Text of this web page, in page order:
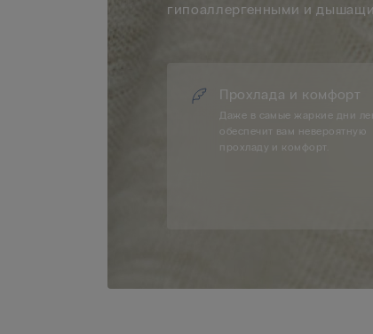
гипоаллергенными и
Прохлада и комфорт
Даже в самые жаркие дни
обеспечит вам невероятную
прохладу и комфорт.